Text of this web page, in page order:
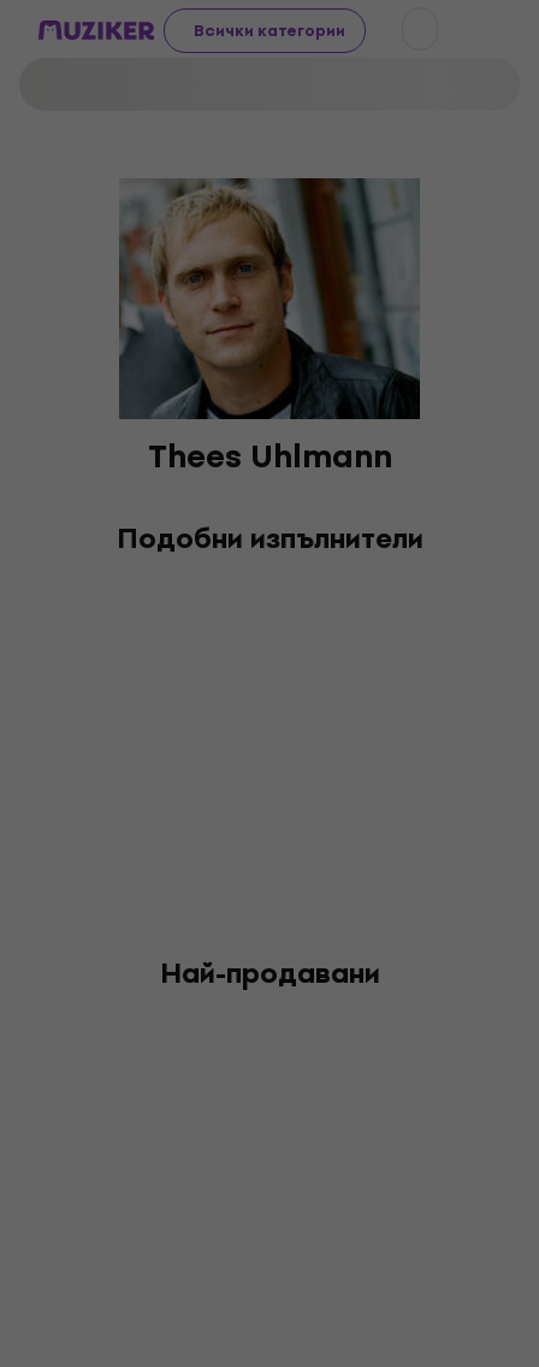
Всички категории
Thees Uhlmann
Подобни изпълнители
Най-продавани